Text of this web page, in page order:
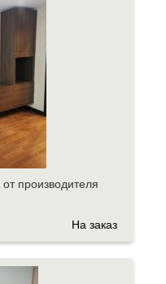
производителя
На заказ